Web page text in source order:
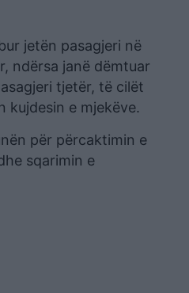
jetën pasagjeri në
ndërsa janë dëmtuar
tjetër, të cilët
kujdesin e mjekëve.
për përcaktimin e
sqarimin e